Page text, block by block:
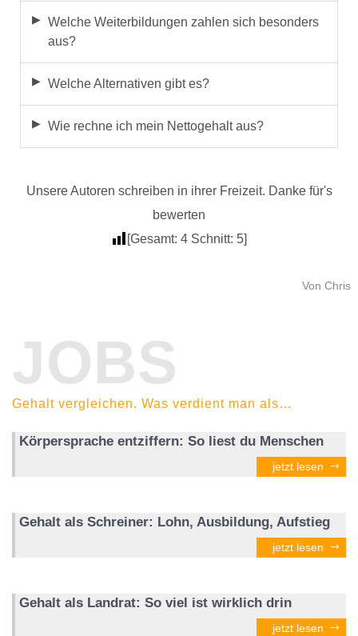
Welche Weiterbildungen zahlen sich besonders
aus?
Welche Alternativen gibt es?
Wie rechne ich mein Nettogehalt aus?
Unsere Autoren schreiben in ihrer Freizeit. Danke für's
bewerten
[Gesamt: 4 Schnitt: 5]
Von Chris
JOBS
Gehalt vergleichen. Was verdient man als…
Körpersprache entziffern: So liest du Menschen
jetzt lesen
Gehalt als Schreiner: Lohn, Ausbildung, Aufstieg
jetzt lesen
Gehalt als Landrat: So viel ist wirklich drin
jetzt lesen